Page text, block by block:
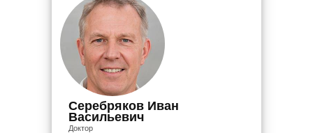
Серебряков Иван
Васильевич
Доктор